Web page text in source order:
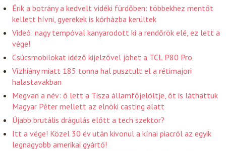
Érik a botrány a kedvelt vidéki fürdőben: többekhez mentőt
kellett hívni, gyerekek is kórházba kerültek
Videó: nagy tempóval kanyarodott ki a rendőrök elé, ez lett a
vége!
Csúcsmobilokat idéző kijelzővel jöhet a TCL P80 Pro
Vízhiány miatt 185 tonna hal pusztult el a rétimajori
halastavakban
Megvan a név: ő lett a Tisza államfőjelöltje, őt is láthattuk
Magyar Péter mellett az elnöki casting alatt
Újabb brutális drágulás előtt a tech szektor?
Itt a vége! Közel 30 év után kivonul a kínai piacról az egyik
legnagyobb amerikai gyártó!